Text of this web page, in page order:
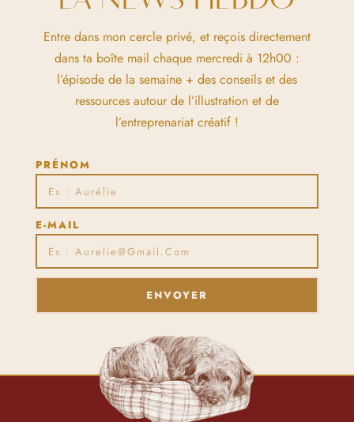
Entre dans mon cercle privé, et reçois directement
dans ta boîte mail chaque mercredi à 12h00 :
l’épisode de la semaine + des conseils et des
ressources autour de l’illustration et de
l’entreprenariat créatif !
PRÉNOM
E-MAIL
ENVOYER